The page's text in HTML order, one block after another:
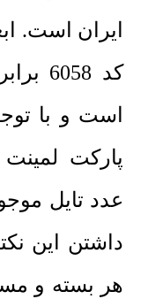
ایران است.
است و با
عدد تایل
هر بسته و